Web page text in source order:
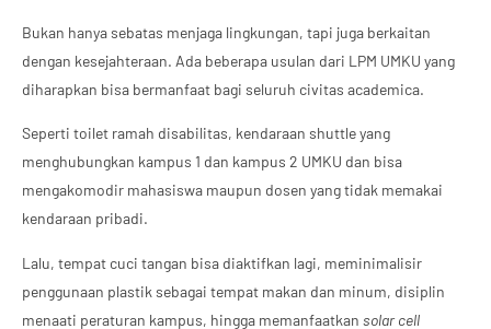
Bukan hanya sebatas menjaga lingkungan, tapi juga berkaitan
dengan kesejahteraan. Ada beberapa usulan dari LPM UMKU yang
diharapkan bisa bermanfaat bagi seluruh civitas academica.
Seperti toilet ramah disabilitas, kendaraan shuttle yang
menghubungkan kampus 1 dan kampus 2 UMKU dan bisa
mengakomodir mahasiswa maupun dosen yang tidak memakai
kendaraan pribadi.
Lalu, tempat cuci tangan bisa diaktifkan lagi, meminimalisir
penggunaan plastik sebagai tempat makan dan minum, disiplin
menaati peraturan kampus, hingga memanfaatkan solar cell